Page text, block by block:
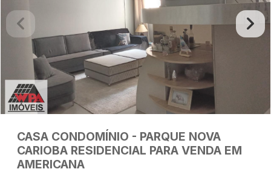
CASA CONDOMÍNIO - PARQUE NOVA
CARIOBA RESIDENCIAL PARA VENDA EM
AMERICANA